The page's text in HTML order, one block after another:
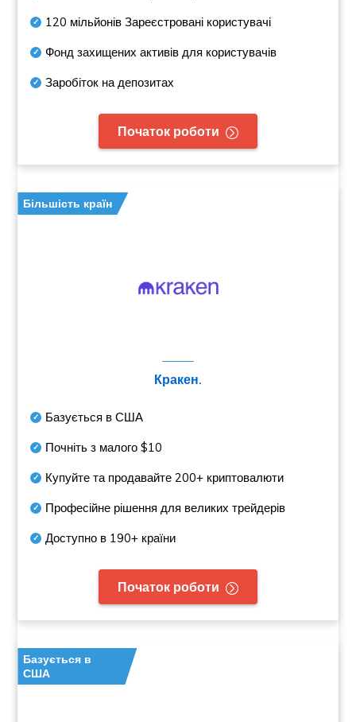
120 мільйонів Зареєстровані користувачі
Фонд захищених активів для користувачів
Заробіток на депозитах
Початок роботи
Більшість країн
Кракен.
Базується в США
Почніть з малого$10
Купуйте та продавайте200+ криптовалюти
Професійне рішення для великих трейдерів
Доступно в 190+ країни
Початок роботи
Базується в
США